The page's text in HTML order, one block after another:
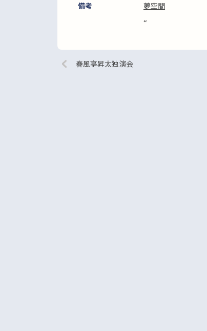
備考
夢空間
“
春風亭昇太独演会